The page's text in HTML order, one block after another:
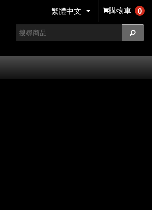
購物車 0
繁體中文